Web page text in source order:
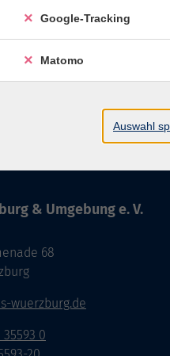
& Umgebung e. V.
68
wuerzburg.de
35593 0
Google-Tracking
Matomo
Auswahl